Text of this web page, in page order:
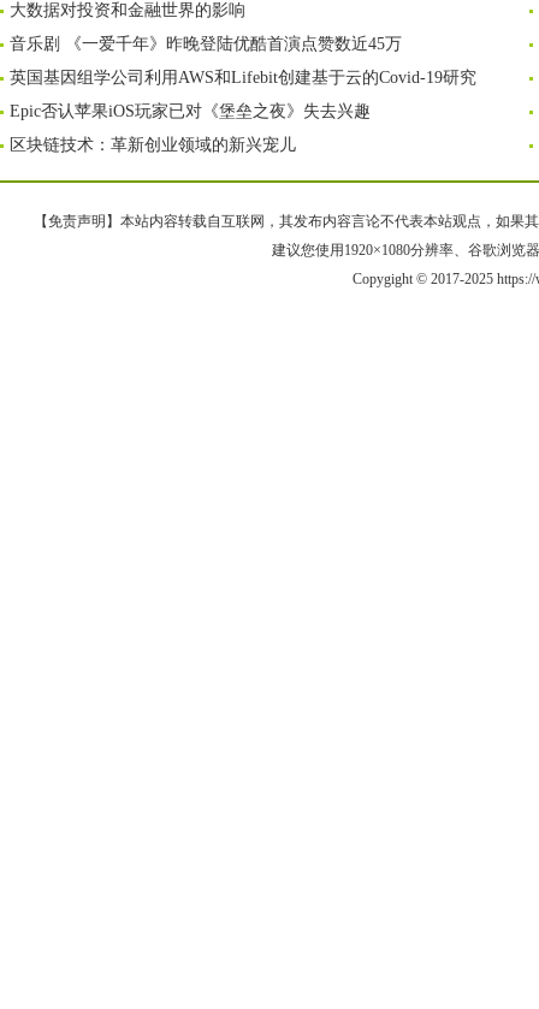
大数据对投资和金融世界的影响
音乐剧 《一爱千年》昨晚登陆优酷首演点赞数近45万
英国基因组学公司利用AWS和Lifebit创建基于云的Covid-19研究
Epic否认苹果iOS玩家已对《堡垒之夜》失去兴趣
区块链技术：革新创业领域的新兴宠儿
【免责声明】本站内容转载自互联网，其发布内容言论不代表本站观点，如果
建议您使用1920×1080分辨率、谷歌浏览
Copygight © 2017-2025